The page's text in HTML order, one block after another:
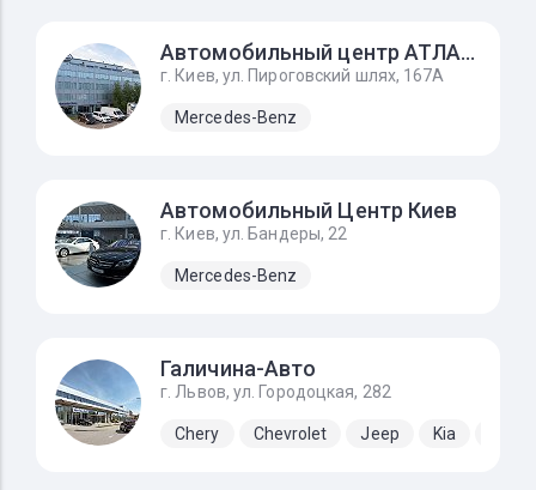
Автомобильный центр АТЛАНТ
г. Киев, ул. Пироговский шлях, 167А
Mercedes-Benz
Автомобильный Центр Киев
г. Киев, ул. Бандеры, 22
Mercedes-Benz
Галичина-Авто
г. Львов, ул. Городоцкая, 282
Chery Chevrolet Jeep Kia